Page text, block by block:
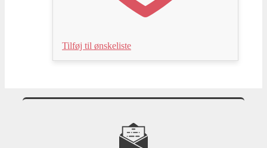
Tilføj til ønskeliste